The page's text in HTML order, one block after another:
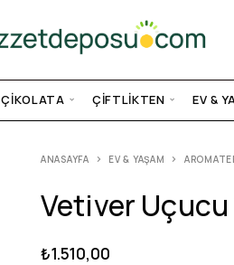
ÇIKOLATA ÇIFTLIKTEN EV &
ANASAYFA EV & YAŞAM
Vetiver Uçucu
₺1.510,00